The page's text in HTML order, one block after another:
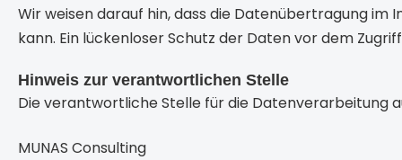
Wir weisen darauf hin, dass die Datenübertragung im
kann. Ein lückenloser Schutz der Daten vor dem
Hinweis zur verantwortlichen Stelle
Die verantwortliche Stelle für die Datenverarbeitung
MUNAS Consulting